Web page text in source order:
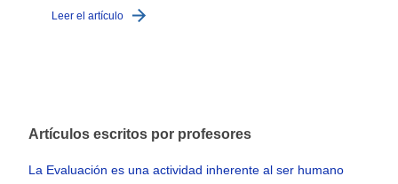
Leer el artículo
Artículos escritos por profesores
La Evaluación es una actividad inherente al ser humano